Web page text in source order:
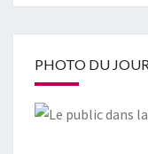
PHOTO DU